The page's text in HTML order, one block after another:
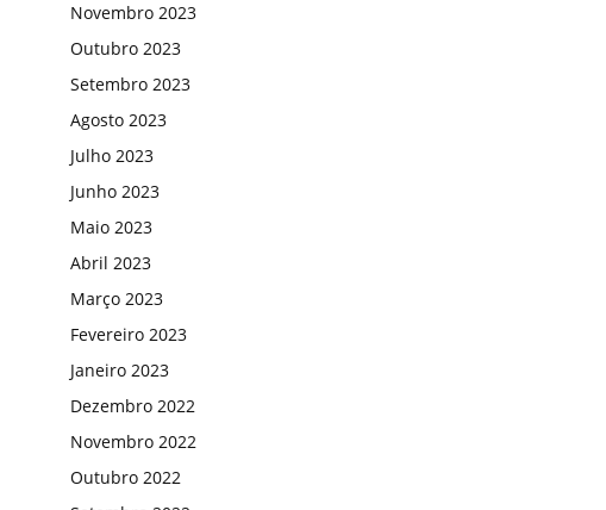
Novembro 2023
Outubro 2023
Setembro 2023
Agosto 2023
Julho 2023
Junho 2023
Maio 2023
Abril 2023
Março 2023
Fevereiro 2023
Janeiro 2023
Dezembro 2022
Novembro 2022
Outubro 2022